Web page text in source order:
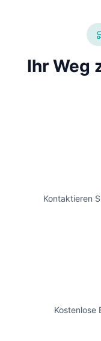
Ihr Weg
Kontaktieren
Kostenlose